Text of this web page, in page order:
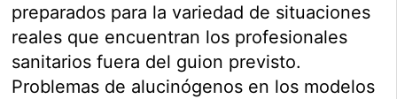
preparados para la variedad de situaciones
reales que encuentran los profesionales
sanitarios fuera del guion previsto.
Problemas de alucinógenos en los modelos